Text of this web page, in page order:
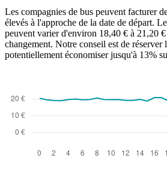
Les compagnies de bus peuvent facturer
élevés à l'approche de la date de départ.
peuvent varier d'environ 18,40 € à 21,20 €
changement. Notre conseil est de
potentiellement économiser jusqu'à 13%